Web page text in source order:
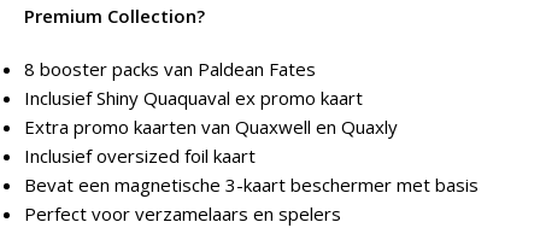
Premium Collection?
8 booster packs van Paldean Fates
Inclusief Shiny Quaquaval ex promo kaart
Extra promo kaarten van Quaxwell en Quaxly
Inclusief oversized foil kaart
Bevat een magnetische 3-kaart beschermer met basis
Perfect voor verzamelaars en spelers